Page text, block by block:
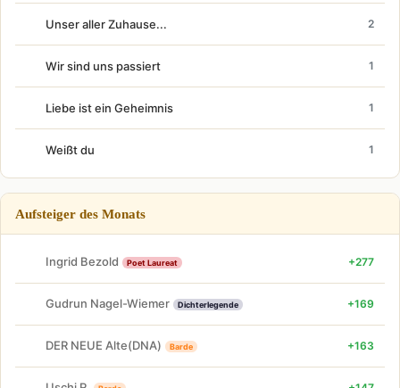
Unser aller Zuhause... 2
Wir sind uns passiert 1
Liebe ist ein Geheimnis 1
Weißt du 1
Aufsteiger des Monats
Ingrid Bezold Poet Laureat +277
Gudrun Nagel-Wiemer Dichterlegende +169
DER NEUE Alte(DNA) Barde +163